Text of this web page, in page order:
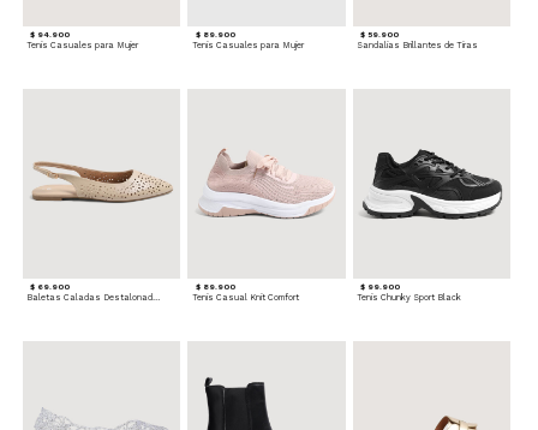
$ 94.900
Tenis Casuales para Mujer
$ 89.900
Tenis Casuales para Mujer
$ 59.900
Sandalias Brillantes de Tiras
$ 69.900
Baletas Caladas Destalonadas
$ 89.900
Tenis Casual Knit Comfort
$ 99.900
Tenis Chunky Sport Black